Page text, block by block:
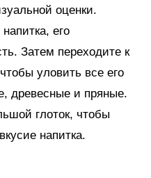
оценки.
его
Затем переходите к
уловить все его
древесные и пряные.
глоток, чтобы
напитка.